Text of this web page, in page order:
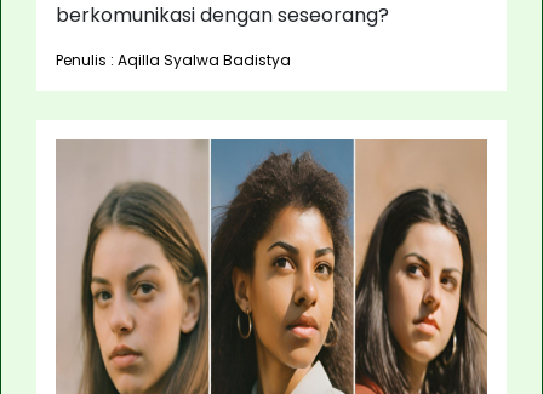
berkomunikasi dengan seseorang?
Penulis : Aqilla Syalwa Badistya